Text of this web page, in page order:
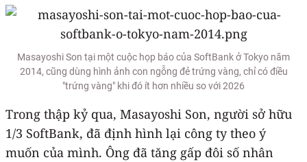
Masayoshi Son tại một cuộc họp báo của SoftBank ở Tokyo năm
2014, cũng dùng hình ảnh con ngỗng đẻ trứng vàng, chỉ có điều
"trứng vàng" khi đó ít hơn nhiều so với 2026
Trong thập kỷ qua, Masayoshi Son, người sở hữu
1/3 SoftBank, đã định hình lại công ty theo ý
muốn của mình. Ông đã tăng gấp đôi số nhân